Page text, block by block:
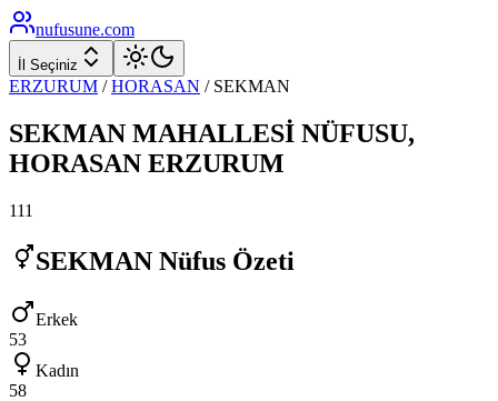
nufusune.com
İl Seçiniz
ERZURUM / HORASAN / SEKMAN
SEKMAN MAHALLESİ NÜFUSU,
HORASAN ERZURUM
111
SEKMAN Nüfus Özeti
Erkek
53
Kadın
58